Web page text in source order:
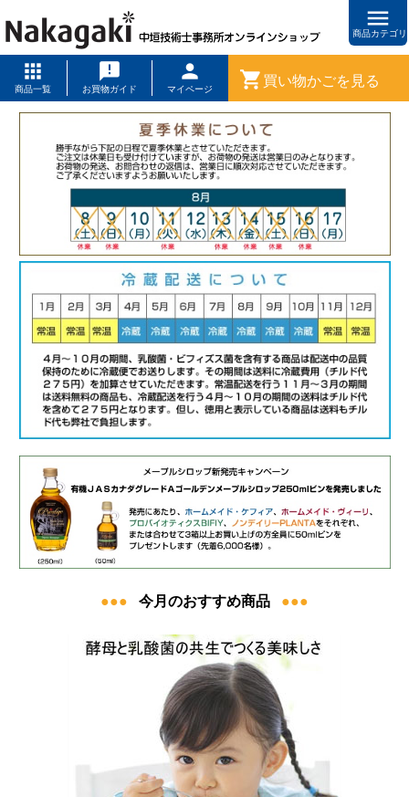
menu
商品カテゴリ
商品一覧 お買物ガイド マイページ shopping_cart 買い物かごを見る
●●● 今月のおすすめ商品 ●●●